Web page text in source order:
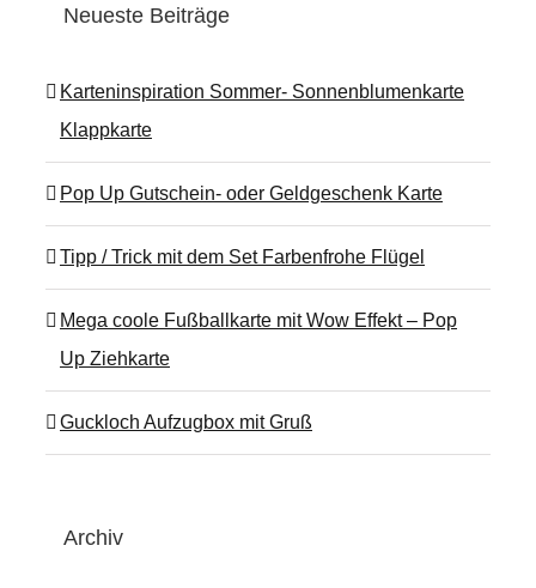
Neueste Beiträge
Karteninspiration Sommer- Sonnenblumenkarte
Klappkarte
Pop Up Gutschein- oder Geldgeschenk Karte
Tipp / Trick mit dem Set Farbenfrohe Flügel
Mega coole Fußballkarte mit Wow Effekt – Pop
Up Ziehkarte
Guckloch Aufzugbox mit Gruß
Archiv